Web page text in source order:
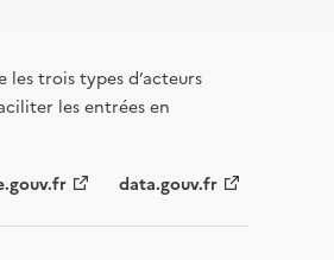
trois types d’acteurs
les entrées en
data.gouv.fr